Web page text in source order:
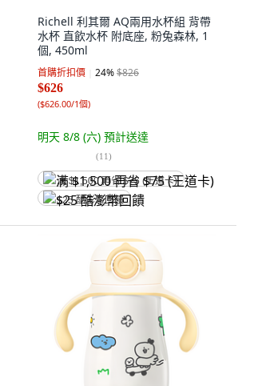
Richell 利其爾 AQ兩用水杯組 背帶
水杯 直飲水杯 附底座, 粉兔森林, 1
個, 450ml
首購折扣價 24%$826
$626
($626.00/1個)
明天 8/8 (六) 預計送達
(11)
满 $1,500 再省 $75 (王道卡)
$25 酷澎幣回饋